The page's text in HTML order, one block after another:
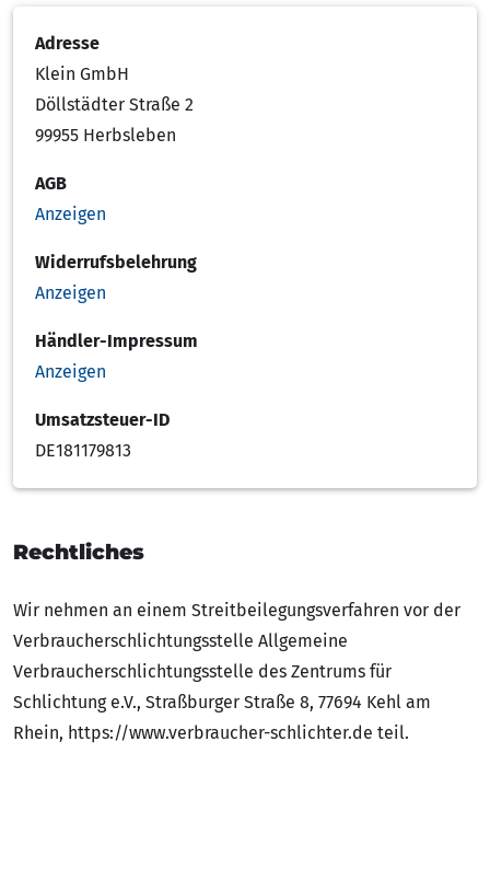
Adresse
Klein GmbH
Döllstädter Straße 2
99955 Herbsleben
AGB
Anzeigen
Widerrufsbelehrung
Anzeigen
Händler-Impressum
Anzeigen
Umsatzsteuer-ID
DE181179813
Rechtliches
Wir nehmen an einem Streitbeilegungsverfahren vor der
Verbraucherschlichtungsstelle Allgemeine
Verbraucherschlichtungsstelle des Zentrums für
Schlichtung e.V., Straßburger Straße 8, 77694 Kehl am
Rhein, https://www.verbraucher-schlichter.de teil.